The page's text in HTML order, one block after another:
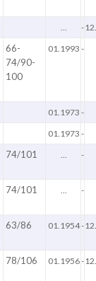
-
66-
74/90-
100
01.1993 -
01.1973 -
01.1973 -
74/101 -
74/101 -
63/86 01.1954-
78/106 01.1956-